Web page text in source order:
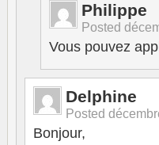
Philippe
Posted
Vous pouvez
Delphine
Posted
Bonjour,